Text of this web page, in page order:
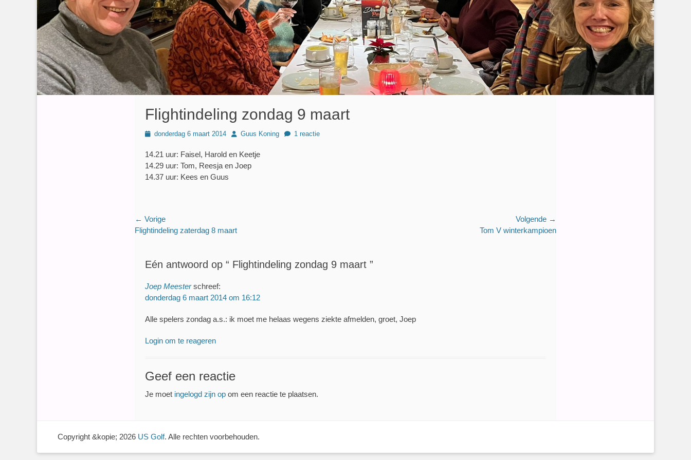
Flightindeling zondag 9 maart
Geplaatst
donderdag 6 maart 2014 AuthorGuus Koning 1 reactie
14.21 uur: Faisel, Harold en Keetje
14.29 uur: Tom, Reesja en Joep
14.37 uur: Kees en Guus
Bericht
navigatie
← Vorige
Vorig
Flightindeling zaterdag 8 maart
Volgende →
Tom V winterkampioen
Eén antwoord op “ Flightindeling zondag 9 maart ”
Joep Meester schreef:
donderdag 6 maart 2014 om 16:12
Alle spelers zondag a.s.: ik moet me helaas wegens ziekte afmelden, groet, Joep
Login om te reageren
Geef een reactie
Je moet ingelogd zijn op om een reactie te plaatsen.
Copyright &kopie; 2026 US Golf. Alle rechten voorbehouden.